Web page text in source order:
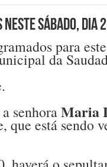
sábado, dia
para
da
senhoraMaria
que está sendo